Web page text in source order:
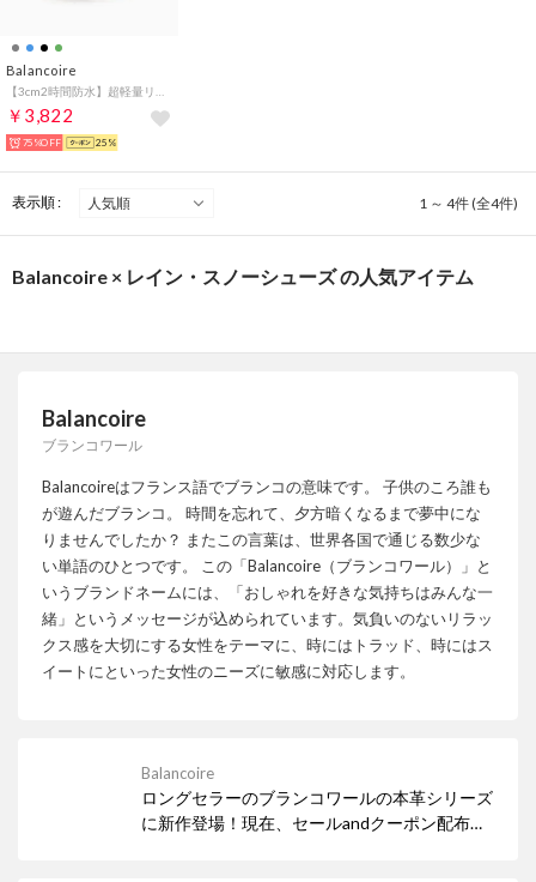
Balancoire
￥3,822
75%OFF 25%
表示順 : 1 ～ 4件 (全4件)
Balancoire × レイン・スノーシューズ の人気アイテム
Balancoire
ブランコワール
Balancoireはフランス語でブランコの意味です。 子供のころ誰も
が遊んだブランコ。 時間を忘れて、夕方暗くなるまで夢中にな
りませんでしたか？ またこの言葉は、世界各国で通じる数少な
い単語のひとつです。 この「Balancoire（ブランコワール）」と
いうブランドネームには、「おしゃれを好きな気持ちはみんな一
緒」というメッセージが込められています。気負いのないリラッ
クス感を大切にする女性をテーマに、時にはトラッド、時にはス
イートにといった女性のニーズに敏感に対応します。
Balancoire
ロングセラーのブランコワールの本革シリーズ
に新作登場！現在、セールandクーポン配布